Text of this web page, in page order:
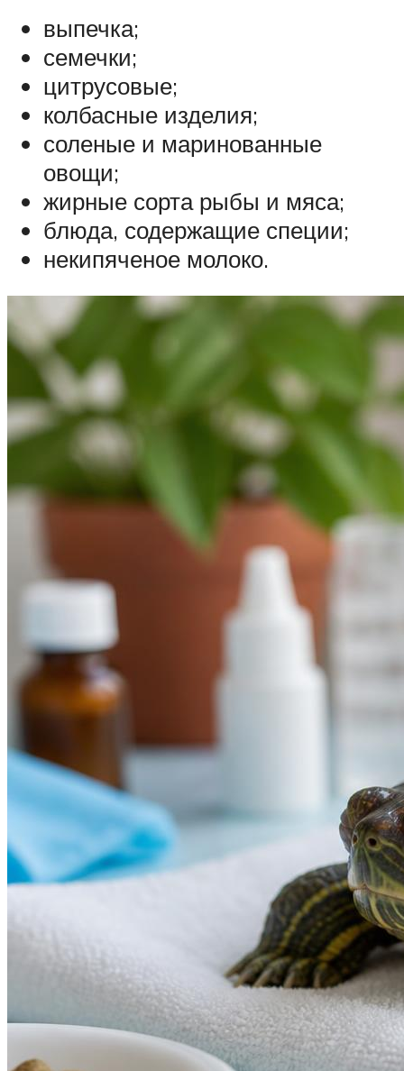
выпечка;
семечки;
цитрусовые;
колбасные изделия;
соленые и маринованные
овощи;
жирные сорта рыбы и мяса;
блюда, содержащие специи;
некипяченое молоко.